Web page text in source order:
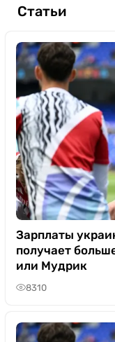
Статьи
Зарплаты
получает
или Мудрик
8310